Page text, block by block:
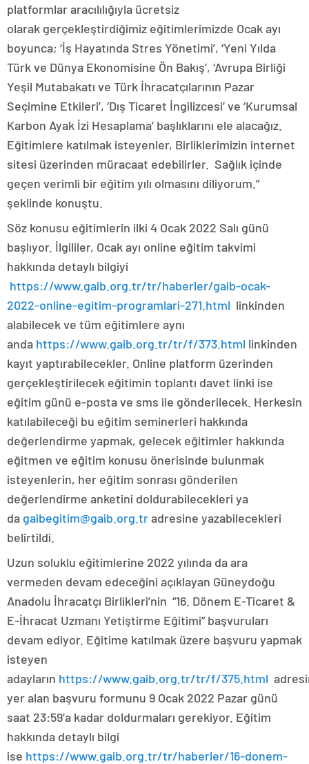
platformlar aracılılığıyla ücretsiz
olarak gerçekleştirdiğimiz eğitimlerimizde Ocak ayı
boyunca; ‘İş Hayatında Stres Yönetimi’, ‘Yeni Yılda
Türk ve Dünya Ekonomisine Ön Bakış’, ‘Avrupa Birliği
Yeşil Mutabakatı ve Türk İhracatçılarının Pazar
Seçimine Etkileri’, ‘Dış Ticaret İngilizcesi’ ve ‘Kurumsal
Karbon Ayak İzi Hesaplama’ başlıklarını ele alacağız.
Eğitimlere katılmak isteyenler, Birliklerimizin internet
sitesi üzerinden müracaat edebilirler. Sağlık içinde
geçen verimli bir eğitim yılı olmasını diliyorum.”
şeklinde konuştu.
Söz konusu eğitimlerin ilki 4 Ocak 2022 Salı günü
başlıyor. İlgililer, Ocak ayı online eğitim takvimi
hakkında detaylı bilgiyi
https://www.gaib.org.tr/tr/haberler/gaib-ocak-
2022-online-egitim-programlari-271.html linkinden
alabilecek ve tüm eğitimlere aynı
anda https://www.gaib.org.tr/tr/f/373.html linkinden
kayıt yaptırabilecekler. Online platform üzerinden
gerçekleştirilecek eğitimin toplantı davet linki ise
eğitim günü e-posta ve sms ile gönderilecek. Herkesin
katılabileceği bu eğitim seminerleri hakkında
değerlendirme yapmak, gelecek eğitimler hakkında
eğitmen ve eğitim konusu önerisinde bulunmak
isteyenlerin, her eğitim sonrası gönderilen
değerlendirme anketini doldurabilecekleri ya
da gaibegitim@gaib.org.tradresine yazabilecekleri
belirtildi.
Uzun soluklu eğitimlerine 2022 yılında da ara
vermeden devam edeceğini açıklayan Güneydoğu
Anadolu İhracatçı Birlikleri’nin “16. Dönem E-Ticaret &
E-İhracat Uzmanı Yetiştirme Eğitimi” başvuruları
devam ediyor. Eğitime katılmak üzere başvuru yapmak
isteyen
adayların https://www.gaib.org.tr/tr/f/375.html
yer alan başvuru formunu 9 Ocak 2022 Pazar günü
saat 23:59’a kadar doldurmaları gerekiyor. Eğitim
hakkında detaylı bilgi
ise https://www.gaib.org.tr/tr/haberler/16-donem-